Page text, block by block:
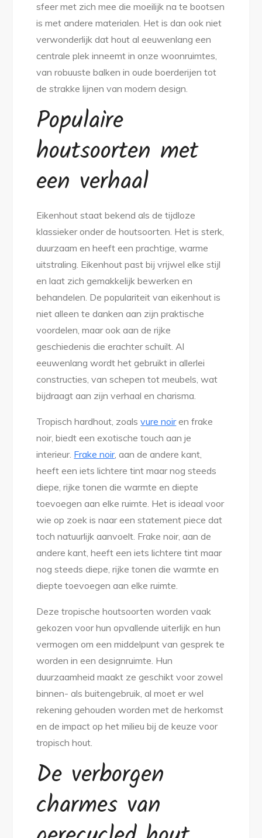
sfeer met zich mee die moeilijk na te bootsen
is met andere materialen. Het is dan ook niet
verwonderlijk dat hout al eeuwenlang een
centrale plek inneemt in onze woonruimtes,
van robuuste balken in oude boerderijen tot
de strakke lijnen van modern design.
Populaire
houtsoorten met
een verhaal
Eikenhout staat bekend als de tijdloze
klassieker onder de houtsoorten. Het is sterk,
duurzaam en heeft een prachtige, warme
uitstraling. Eikenhout past bij vrijwel elke stijl
en laat zich gemakkelijk bewerken en
behandelen. De populariteit van eikenhout is
niet alleen te danken aan zijn praktische
voordelen, maar ook aan de rijke
geschiedenis die erachter schuilt. Al
eeuwenlang wordt het gebruikt in allerlei
constructies, van schepen tot meubels, wat
bijdraagt aan zijn verhaal en charisma.
Tropisch hardhout, zoalsvure noiren frake
noir, biedt een exotische touch aan je
interieur. Frake noir, aan de andere kant,
heeft een iets lichtere tint maar nog steeds
diepe, rijke tonen die warmte en diepte
toevoegen aan elke ruimte. Het is ideaal voor
wie op zoek is naar een statement piece dat
toch natuurlijk aanvoelt. Frake noir, aan de
andere kant, heeft een iets lichtere tint maar
nog steeds diepe, rijke tonen die warmte en
diepte toevoegen aan elke ruimte.
Deze tropische houtsoorten worden vaak
gekozen voor hun opvallende uiterlijk en hun
vermogen om een middelpunt van gesprek te
worden in een designruimte. Hun
duurzaamheid maakt ze geschikt voor zowel
binnen- als buitengebruik, al moet er wel
rekening gehouden worden met de herkomst
en de impact op het milieu bij de keuze voor
tropisch hout.
De verborgen
charmes van